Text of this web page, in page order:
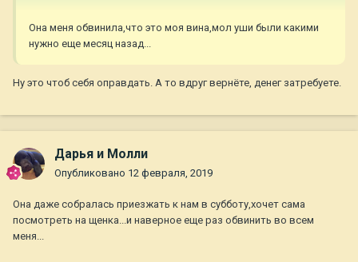
Она меня обвинила,что это моя вина,мол уши были какими
нужно еще месяц назад...
Ну это чтоб себя оправдать. А то вдруг вернёте, денег затребуете.
Дарья и Молли
Опубликовано 12 февраля, 2019
Она даже собралась приезжать к нам в субботу,хочет сама
посмотреть на щенка...и наверное еще раз обвинить во всем
меня...